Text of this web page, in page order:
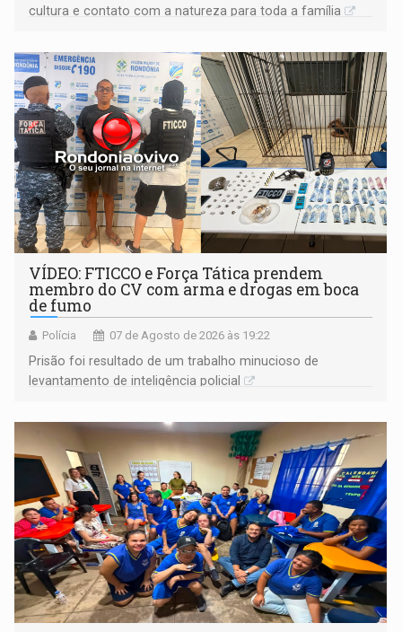
cultura e contato com a natureza para toda a família
VÍDEO: FTICCO e Força Tática prendem
membro do CV com arma e drogas em boca
de fumo
Polícia 07 de Agosto de 2026 às 19:22
Prisão foi resultado de um trabalho minucioso de
levantamento de inteligência policial